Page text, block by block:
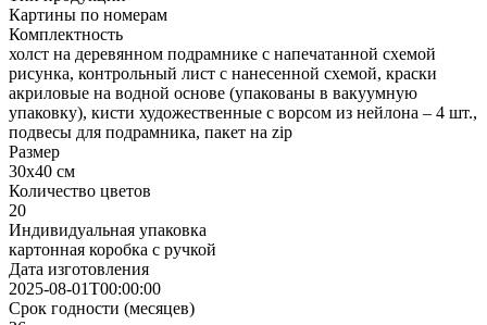
Картины по номерам
Комплектность
холст на деревянном подрамнике с напечатанной схемой
рисунка, контрольный лист с нанесенной схемой, краски
акриловые на водной основе (упакованы в вакуумную
упаковку), кисти художественные с ворсом из нейлона – 4 шт.,
подвесы для подрамника, пакет на zip
Размер
30х40 см
Количество цветов
20
Индивидуальная упаковка
картонная коробка с ручкой
Дата изготовления
2025-08-01T00:00:00
Срок годности (месяцев)